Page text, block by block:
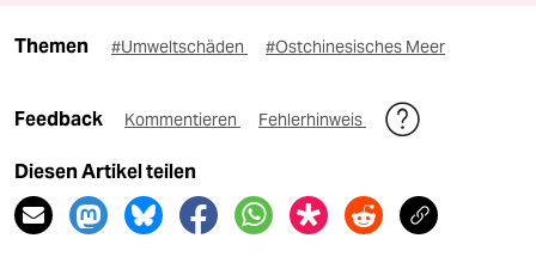
Themen #Umweltschäden #Ostchinesisches Meer
Feedback Kommentieren Fehlerhinweis
Diesen Artikel teilen